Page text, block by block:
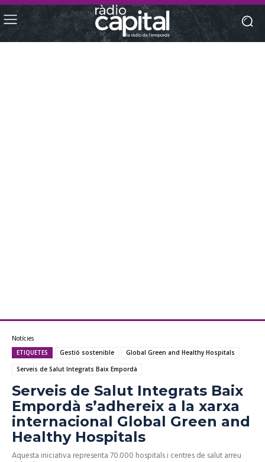
Notícies
ETIQUETES Gestió sostenible
Global Green and Healthy Hospitals
Serveis de Salut Integrats Baix Empordà
Serveis de Salut Integrats Baix
Empordà s’adhereix a la xarxa
internacional Global Green and
Healthy Hospitals
Aquesta iniciativa representa 70.000 hospitals i centres de salut arreu